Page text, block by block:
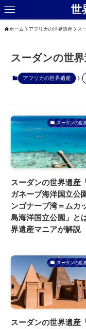
世
ホーム アフリカの世界遺産 ス
スーダンの世
アフリカの世界遺産
スーダンの世
スーダンの世界遺産
ガネーブ海洋国立公
ンゴナーブ湾＝ムカ
島海洋国立公園」と
界遺産マニアが解説
スーダンの世
スーダンの世界遺産